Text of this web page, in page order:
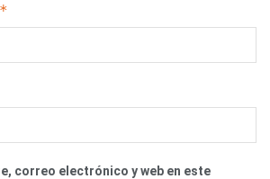
*
correo electrónico y web en este